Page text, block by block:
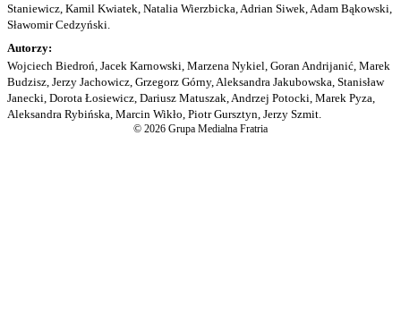
Staniewicz, Kamil Kwiatek, Natalia Wierzbicka, Adrian Siwek, Adam Bąkowski,
Sławomir Cedzyński.
Autorzy:
Wojciech Biedroń, Jacek Karnowski, Marzena Nykiel, Goran Andrijanić, Marek
Budzisz, Jerzy Jachowicz, Grzegorz Górny, Aleksandra Jakubowska, Stanisław
Janecki, Dorota Łosiewicz, Dariusz Matuszak, Andrzej Potocki, Marek Pyza,
Aleksandra Rybińska, Marcin Wikło, Piotr Gursztyn, Jerzy Szmit.
© 2026 Grupa Medialna Fratria